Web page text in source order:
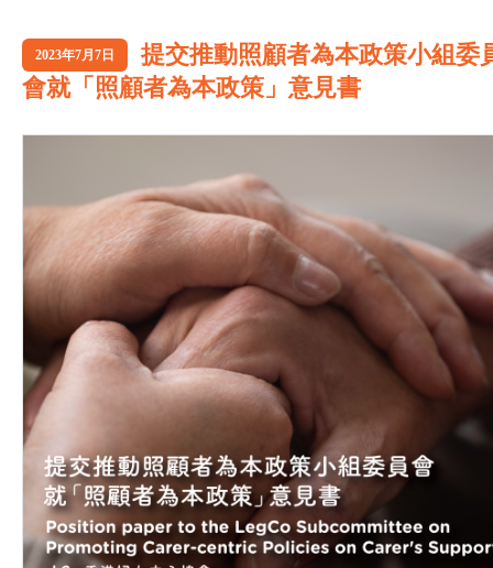
2023年7月7日
提交推動照顧者為本政策小組委
會就「照顧者為本政策」意見書